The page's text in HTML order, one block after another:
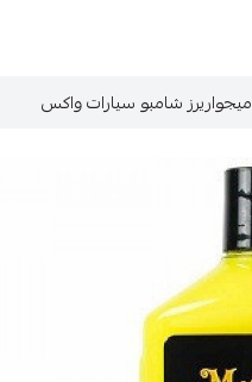
ميجواريرز شامبو سيارات واكس